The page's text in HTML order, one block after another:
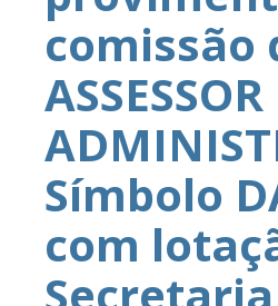
comissão
ASSESSOR
Símbolo
com